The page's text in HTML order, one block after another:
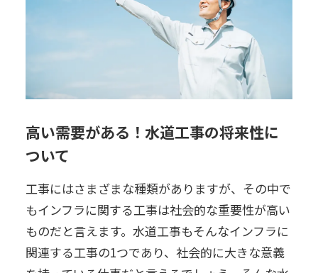
高い需要がある！水道工事の将来性に
ついて
工事にはさまざまな種類がありますが、その中で
もインフラに関する工事は社会的な重要性が高い
ものだと言えます。水道工事もそんなインフラに
関連する工事の1つであり、社会的に大きな意義